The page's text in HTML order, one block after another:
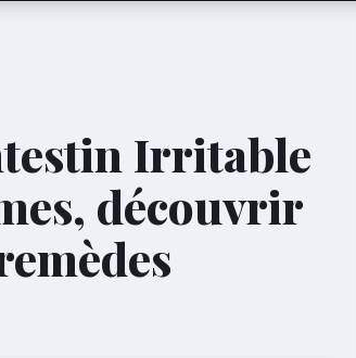
Irritable
découvrir